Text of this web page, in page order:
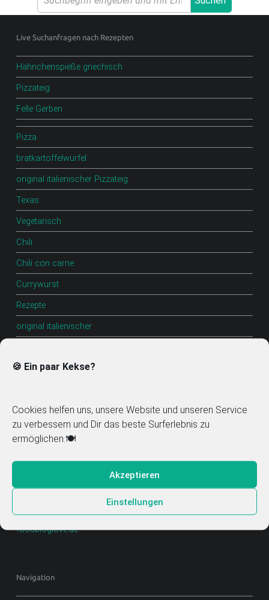
🍪 Ein paar Kekse?
Cookies helfen uns, unsere Website und unseren Service
zu verbessern und Dir das beste Surferlebnis zu
ermöglichen.🍽️
Akzeptieren
Einstellungen
.
D
E
F
O
O
D
B
L
O
G
Scharfe Rezepte und mehr | Chilirezept.de
Footer sidebar
Live Suchanfragen nach Rezepten
Hähnchenspieße griechisch
Pizzateig
Felle Gerben
Pizza
bratkartoffelwürfel
original italienischer Pizzateig
Texas
Vegetarisch
Chili
Chili con carne
Currywurst
Rezepte
original italienischer
Sur
Broccoli
Mitglied im Food Blog Verzeichnis
foodbloglove.de
Navigation